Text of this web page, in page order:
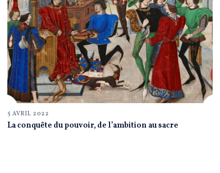
5 AVRIL 2022
La conquête du pouvoir, de l’ambition au sacre